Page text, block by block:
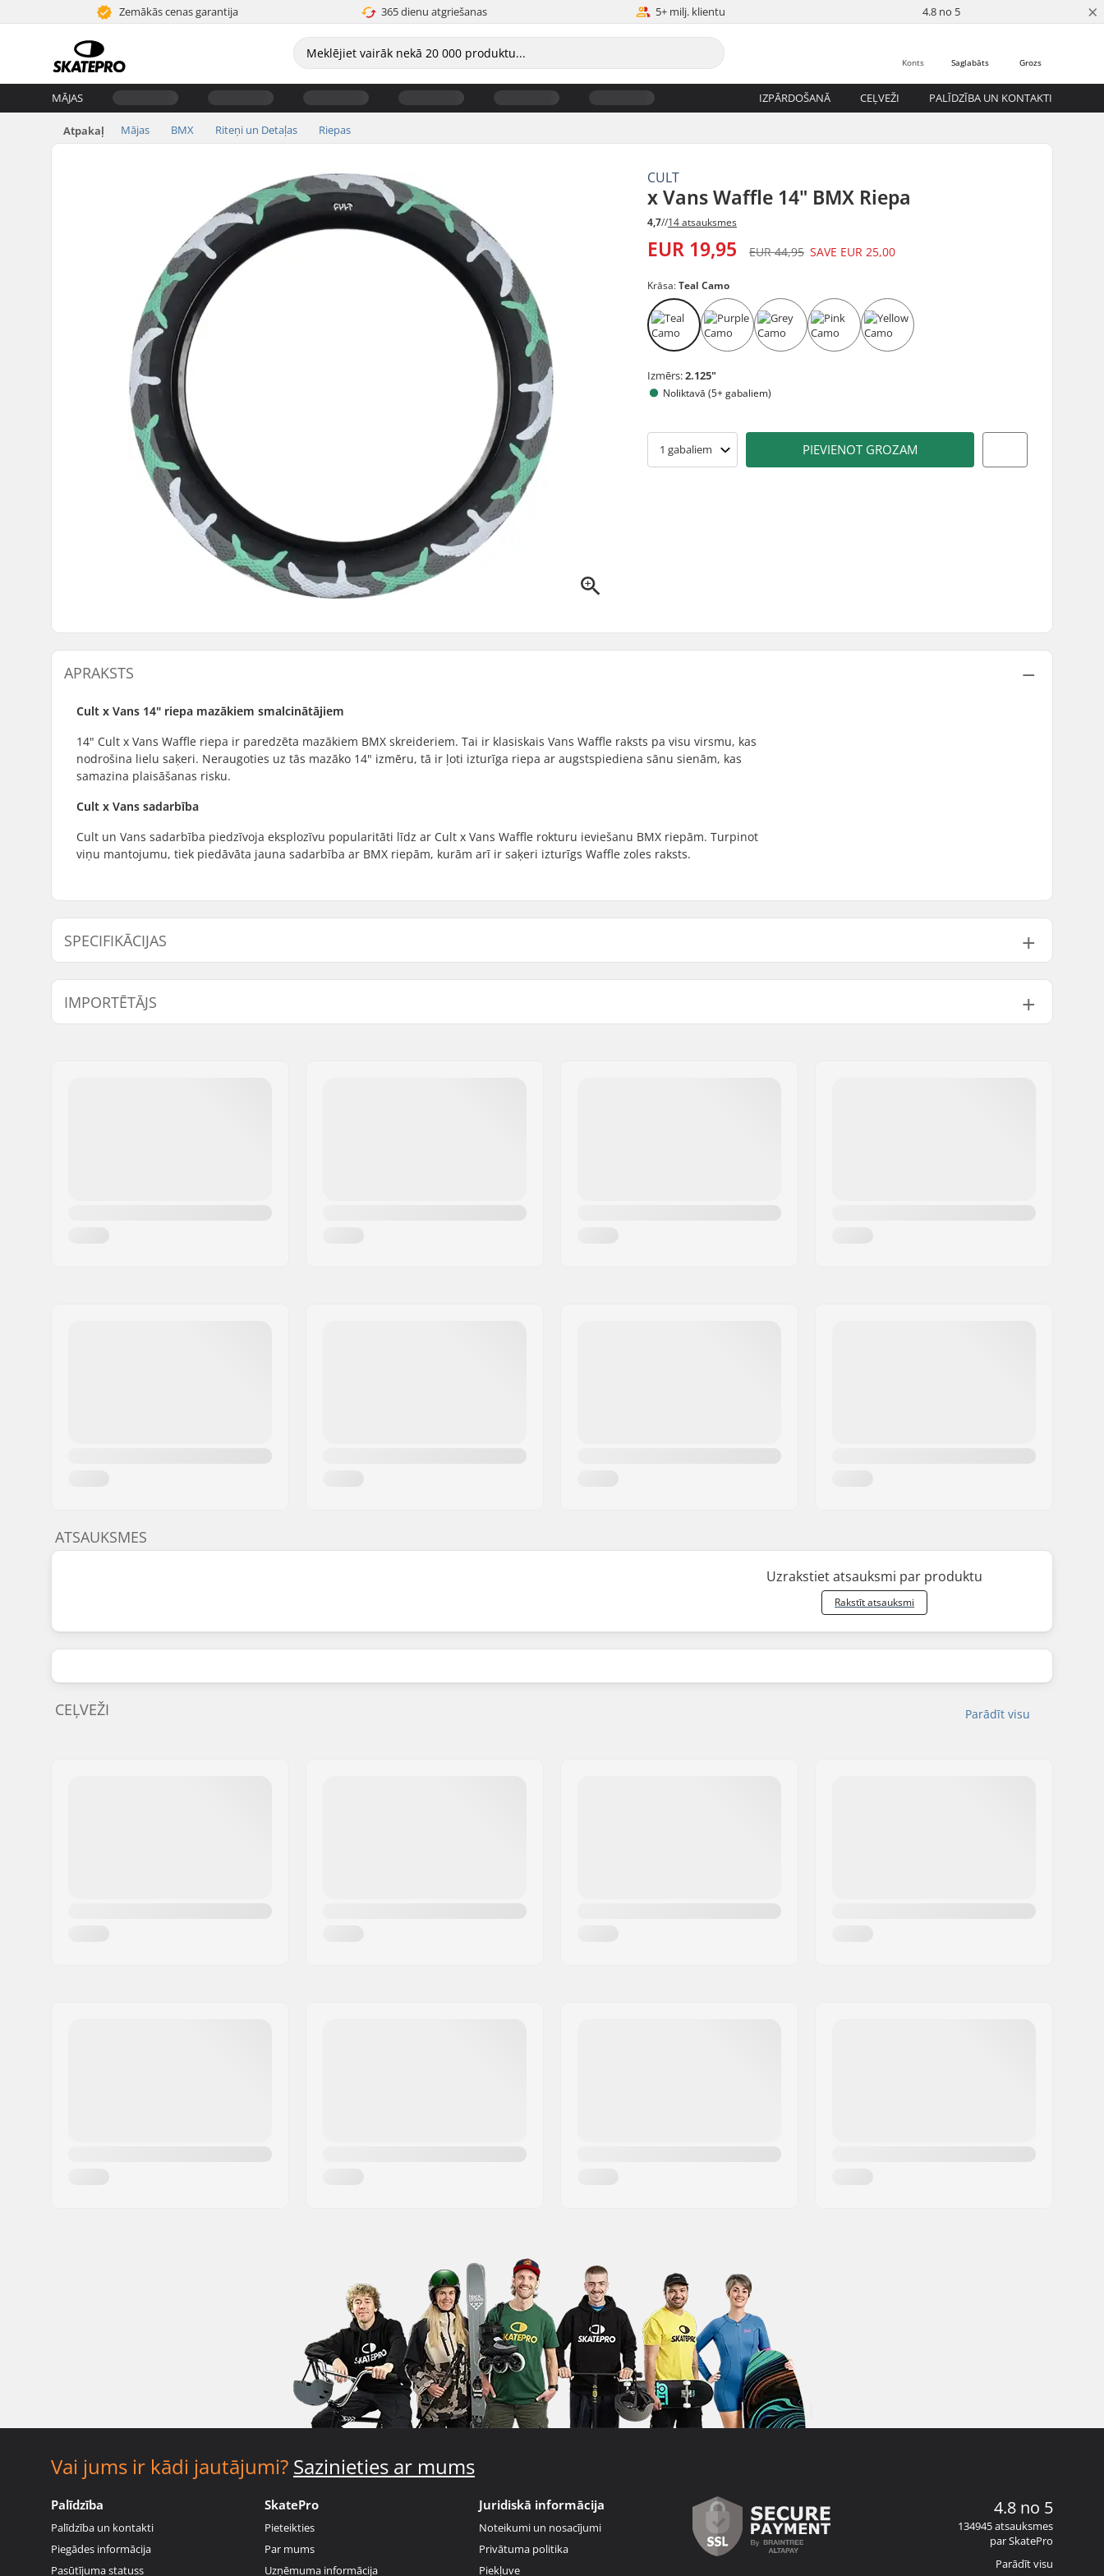
Zemākās cenas garantija 365 dienu atgriešanas 5+ milj. klientu 4.8 no 5 ×
Grozs
Saglabāts
Konts
MĀJAS IZPĀRDOŠANĀ CEĻVEŽI PALĪDZĪBA UN KONTAKTI
Atpakaļ Mājas BMX Riteņi un Detaļas Riepas
CULT
x Vans Waffle 14" BMX Riepa
4,7//14 atsauksmes
EUR 19,95 EUR 44,95 SAVE EUR 25,00
Krāsa:Teal Camo
Izmērs:2.125"
Noliktavā (5+ gabaliem)
1 gabaliem PIEVIENOT GROZAM
APRAKSTS
Cult x Vans 14" riepa mazākiem smalcinātājiem
14" Cult x Vans Waffle riepa ir paredzēta mazākiem BMX skreideriem. Tai ir klasiskais Vans Waffle raksts pa visu virsmu, kas
nodrošina lielu saķeri. Neraugoties uz tās mazāko 14" izmēru, tā ir ļoti izturīga riepa ar augstspiediena sānu sienām, kas
samazina plaisāšanas risku.
Cult x Vans sadarbība
Cult un Vans sadarbība piedzīvoja eksplozīvu popularitāti līdz ar Cult x Vans Waffle rokturu ieviešanu BMX riepām. Turpinot
viņu mantojumu, tiek piedāvāta jauna sadarbība ar BMX riepām, kurām arī ir saķeri izturīgs Waffle zoles raksts.
SPECIFIKĀCIJAS
BMX disciplīna:
Freestyle BMX
Riteņa diametrs:
Riepas platums:
2.2"
Riepu spiediens:
65psi
Gabali iepakojumā:
1
IMPORTĒTĀJS
ATSAUKSMES
Uzrakstiet atsauksmi par produktu
Rakstīt atsauksmi
Parādīt visu
CEĻVEŽI
Vai jums ir kādi jautājumi? Sazinieties ar mums
Palīdzība
Palīdzība un kontakti
Piegādes informācija
Pasūtījuma statuss
SkatePro
Pieteikties
Par mums
Uzņēmuma informācija
Juridiskā informācija
Noteikumi un nosacījumi
Privātuma politika
Piekļuve
4.8 no 5
134945 atsauksmes
par SkatePro
Parādīt visu